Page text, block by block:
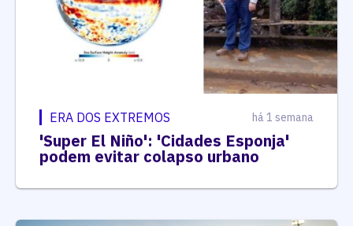
ERA DOS EXTREMOS há 1 semana
'Super El Niño': 'Cidades Esponja'
podem evitar colapso urbano